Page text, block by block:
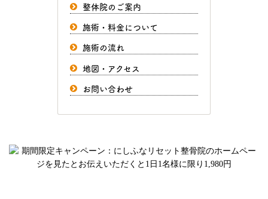
整体院のご案内
施術・料金について
施術の流れ
地図・アクセス
お問い合わせ